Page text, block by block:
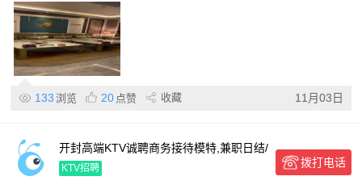
133 浏览 20 点赞 收藏 11月03日
开封高端KTV诚聘商务接待模特,兼职日结/
全职高薪,无轻松入职
KTV招聘 拨打电话